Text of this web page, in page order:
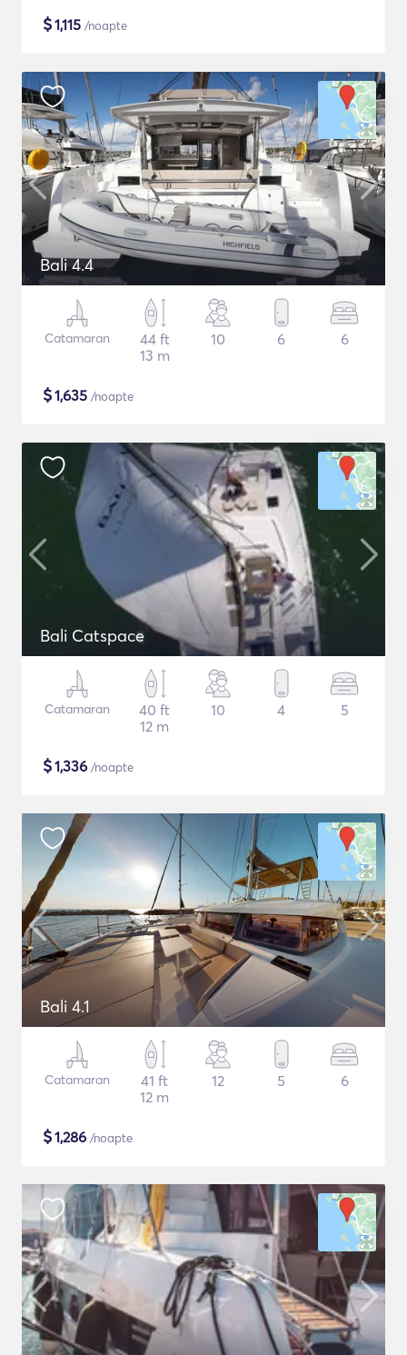
$1,115 /noapte
Bali 4.4
Catamaran
44 ft
13 m
10 6 6
$1,635 /noapte
Bali Catspace
Catamaran
40 ft
12 m
10 4 5
$1,336 /noapte
Bali 4.1
Catamaran
41 ft
12 m
12 5 6
$1,286 /noapte